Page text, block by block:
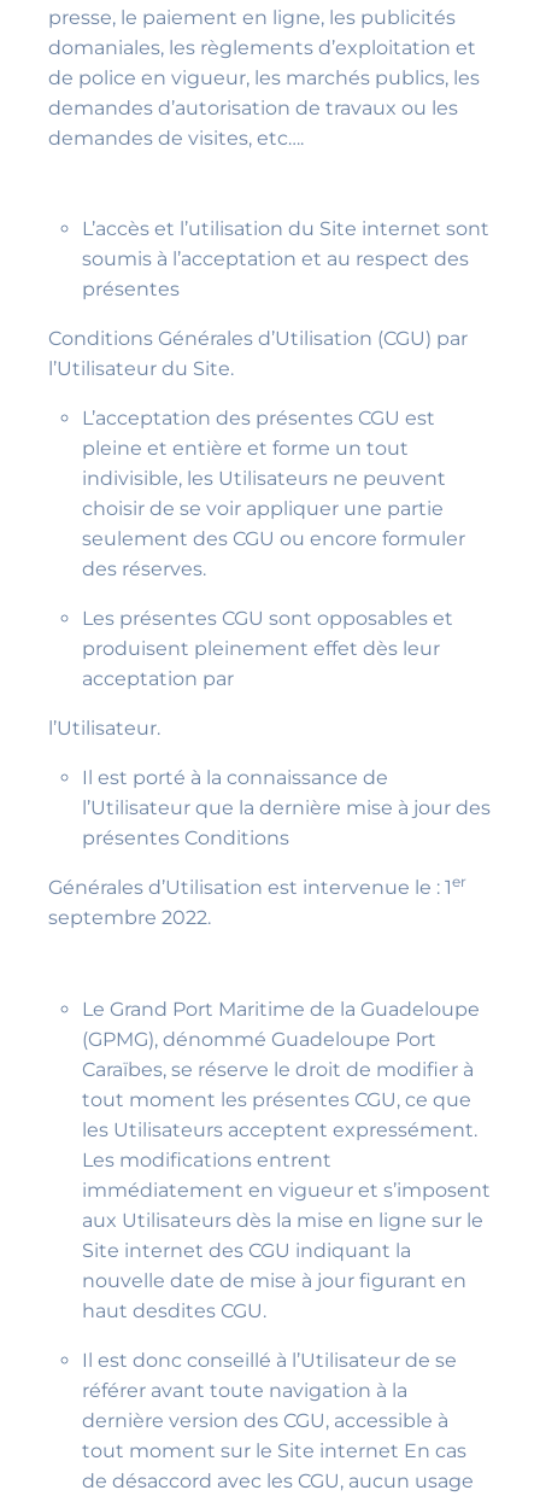
presse, le paiement en ligne, les publicités
domaniales, les règlements d’exploitation et
de police en vigueur, les marchés publics, les
demandes d’autorisation de travaux ou les
demandes de visites, etc….
L’accès et l’utilisation du Site internet sont
soumis à l’acceptation et au respect des
présentes
Conditions Générales d’Utilisation (CGU) par
l’Utilisateur du Site.
L’acceptation des présentes CGU est
pleine et entière et forme un tout
indivisible, les Utilisateurs ne peuvent
choisir de se voir appliquer une partie
seulement des CGU ou encore formuler
des réserves.
Les présentes CGU sont opposables et
produisent pleinement effet dès leur
acceptation par
l’Utilisateur.
Il est porté à la connaissance de
l’Utilisateur que la dernière mise à jour des
présentes Conditions
Générales d’Utilisation est intervenue le : 1er
septembre 2022.
Le Grand Port Maritime de la Guadeloupe
(GPMG), dénommé Guadeloupe Port
Caraïbes, se réserve le droit de modifier à
tout moment les présentes CGU, ce que
les Utilisateurs acceptent expressément.
Les modifications entrent
immédiatement en vigueur et s’imposent
aux Utilisateurs dès la mise en ligne sur le
Site internet des CGU indiquant la
nouvelle date de mise à jour figurant en
haut desdites CGU.
Il est donc conseillé à l’Utilisateur de se
référer avant toute navigation à la
dernière version des CGU, accessible à
tout moment sur le Site internet En cas
de désaccord avec les CGU, aucun usage